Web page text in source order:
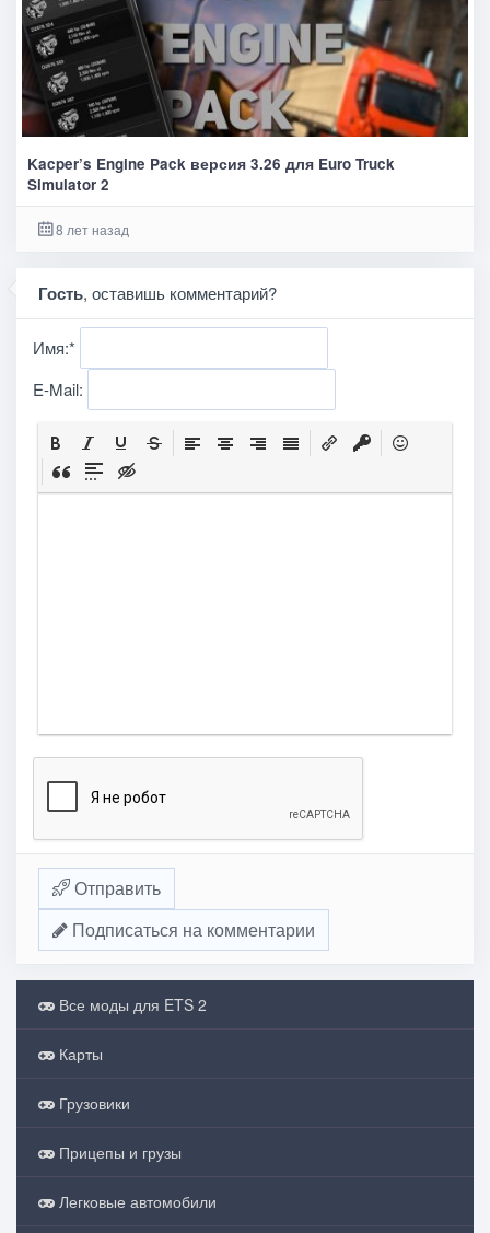
Kacper’s Engine Pack версия 3.26 для Euro Truck
Simulator 2
8 лет назад
Гость, оставишь комментарий?
Имя:*
E-Mail:
Отправить
Подписаться на комментарии
Все моды для ETS 2
Карты
Грузовики
Прицепы и грузы
Легковые автомобили